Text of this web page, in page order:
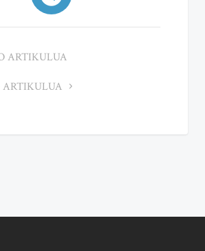
ARTIKULUA
ARTIKULUA